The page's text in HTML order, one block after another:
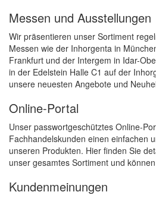
Messen und Ausstellungen
Wir präsentieren unser Sortiment
Messen wie der Inhorgenta in
Frankfurt und der Intergem in Idar-
in der Edelstein Halle C1 auf der
unsere neuesten Angebote und
Online-Portal
Unser passwortgeschütztes Online-
Fachhandelskunden einen einfachen
unseren Produkten. Hier finden Sie
unser gesamtes Sortiment und
Kundenmeinungen